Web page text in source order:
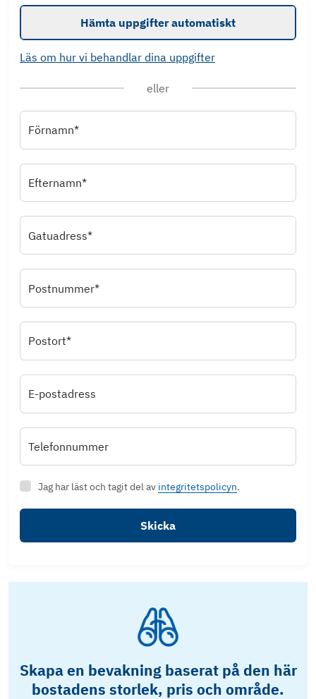
Hämta uppgifter automatiskt
Läs om hur vi behandlar dina uppgifter
eller
Förnamn*
Efternamn*
Gatuadress*
Postnummer*
Postort*
E-postadress
Telefonnummer
Jag har läst och tagit del av integritetspolicyn.
Skicka
Skapa en bevakning baserat på den här
bostadens storlek, pris och område.